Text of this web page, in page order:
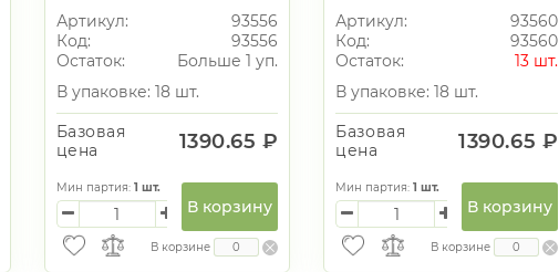
90 мл
Артикул:
93556
Код:
93556
Остаток:
Больше 1 уп.
В упаковке: 18 шт.
Базовая
цена
1390.65 ₽
Мин партия: 1 шт.
В корзину
В корзине
90 мл
Артикул:
93560
Код:
93560
Остаток:
13 шт.
В упаковке: 18 шт.
Базовая
цена
1390.65 ₽
Мин партия:1 шт.
В корзину
В корзине